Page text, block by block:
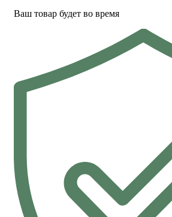
Ваш товар будет во время